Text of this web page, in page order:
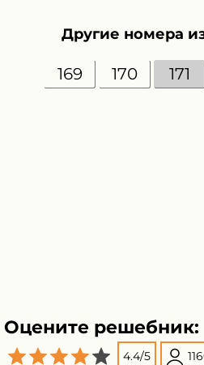
Другие номера
169 170 171
Оцените решебник:
4.4/5